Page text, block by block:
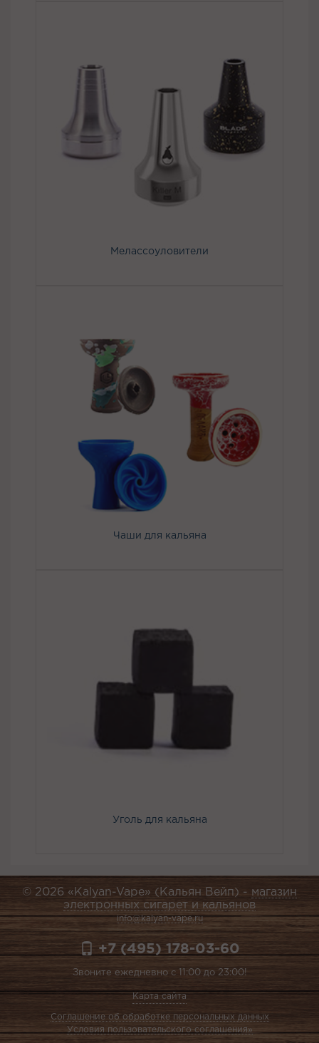
Мелассоуловители
Чаши для кальяна
Уголь для кальяна
© 2026 «Kalyan-Vape» (Кальян Вейп) - магазин
электронных сигарет и кальянов
info@kalyan-vape.ru
+7 (495) 178-03-60
Звоните ежедневно с 11:00 до 23:00!
Карта сайта
Соглашение об обработке персональных данных
Условия пользовательского соглашения»